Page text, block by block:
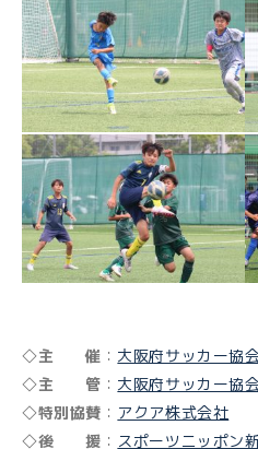
◇主 催 ： 大阪府サッカー協
◇主 管 ： 大阪府サッカー協
◇特別協賛 ： アクア株式会社
◇後 援 ： スポーツニッポン